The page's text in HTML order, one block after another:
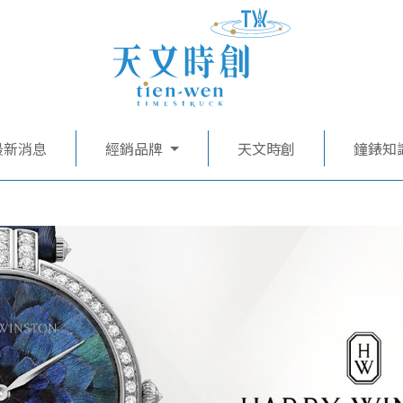
消息 經銷品牌 天文時創 鐘錶知